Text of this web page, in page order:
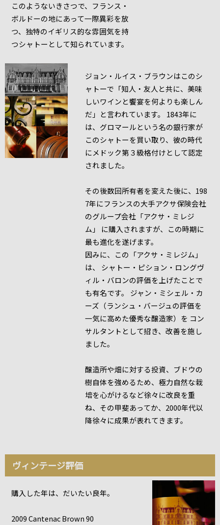
このようないきさつで、フランス・
ボルドーの地にあって一際異彩を放
つ、独特のイギリス的な雰囲気を持
つシャトーとして知られています。
ジョン・ルイス・ブラウンはこのシ
ャトーで「知人・友人と共に、美味
しいワインと饗宴を何よりも楽しん
だ」と言われています。 1843年に
は、グロマールという名の銀行家が
このシャトーを買い取り、彼の時代
にメドック第３級格付けとして認定
されました。
その後数回所有者を変えた後に、198
7年にフランスの大手アクサ保険会社
のグループ会社「アクサ・ミレジ
ム」 に購入されますが、この時期に
最も進化を遂げます。
因みに、この「アクサ・ミレジム」
は、 シャトー・ピション・ロングヴ
ィル・バロンの評価を上げたことで
も有名です。 ジャン・ミシェル・カ
ーズ（ランシュ・バージュの評価を
一気に高めた優秀な醸造家）を コン
サルタントとして招き、改善を施し
ました。
醸造所や畑に対する投資、ブドウの
樹自体を強めるため、極力自然な栽
培を心がけるなど徐々に改良を重
ね、その甲斐あってか、2000年代以
降徐々に成果が表れてきます。
ヴィンテージ評価
購入した年は、だいたい良年。
2009 Cantenac Brown 90